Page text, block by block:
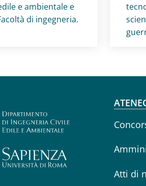
e ambientale e
di ingegneria.
Atti di